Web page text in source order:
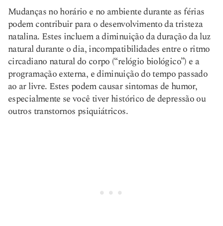
Mudanças no horário e no ambiente durante as férias
podem contribuir para o desenvolvimento da tristeza
natalina. Estes incluem a diminuição da duração da luz
natural durante o dia, incompatibilidades entre o ritmo
circadiano natural do corpo (“relógio biológico”) e a
programação externa, e diminuição do tempo passado
ao ar livre. Estes podem causar sintomas de humor,
especialmente se você tiver histórico de depressão ou
outros transtornos psiquiátricos.